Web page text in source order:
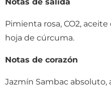
Pimienta rosa, CO2,
hoja de cúrcuma.
Notas de corazón
Jazmín Sambac absoluto,